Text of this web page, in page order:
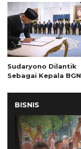
Sudaryono Dilantik
Sebagai Kepala BGN
BISNIS